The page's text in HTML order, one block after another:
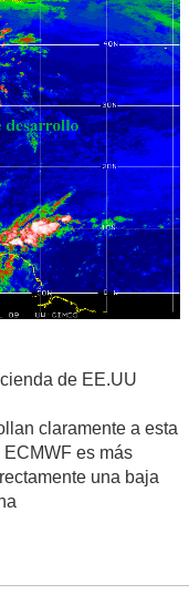
de EE.UU
claramente a esta
es más
una baja